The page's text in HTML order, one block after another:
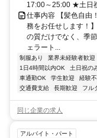
17:00～25:00 ★土日
仕事内容 【髪色自由
務をお任せします！
の質だけでなく、季
ェラート...
制服あり 業界未経験者歓迎
1日4時間以内OK
土日祝の
車通勤OK
学生歓迎 経験
交通費支給
長期歓迎 フル
同じ企業の求人
アルバイト・パート